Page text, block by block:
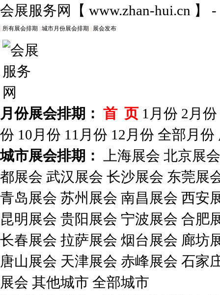
会展服务网 【 www.zhan-hui.cn 】
所有展会排期 城市月份展会排期 展会发布
月份展会排期： 首 页 1月份 2月份
份 10月份 11月份 12月份 全部月份
城市展会排期：
上海展会 北京展会
都展会 武汉展会 长沙展会 东莞展
青岛展会 苏州展会 南昌展会 西安
昆明展会 贵阳展会 宁波展会 合肥
长春展会 拉萨展会 烟台展会 廊坊
唐山展会 天津展会 赤峰展会 石家
展会 其他城市 全部城市